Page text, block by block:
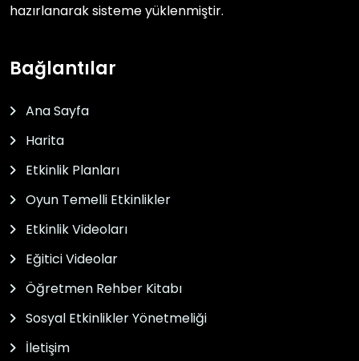
hazırlanarak sisteme yüklenmiştir.
Bağlantılar
Ana Sayfa
Harita
Etkinlik Planları
Oyun Temelli Etkinlikler
Etkinlik Videoları
Eğitici Videolar
Öğretmen Rehber Kitabı
Sosyal Etkinlikler Yönetmeliği
İletişim